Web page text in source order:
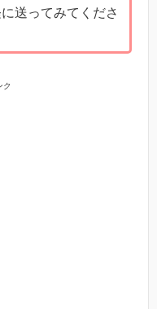
送ってみてくださ
ク